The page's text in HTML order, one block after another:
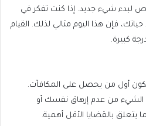
لبدء شيء جديد. إذا كنت تفكر في
فإن هذا اليوم مثالي لذلك. القيام
كبيرة.
أول من يحصل على المكافآت.
من عدم إرهاق نفسك أو
بالقضايا الأقل أهمية.